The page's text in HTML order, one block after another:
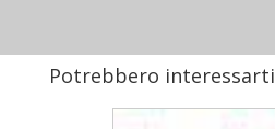
Potrebbero interessarti